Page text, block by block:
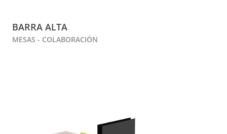
BARRA ALTA
MESAS - COLABORACIÓN